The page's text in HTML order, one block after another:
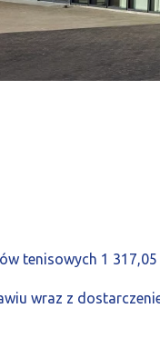
tenisowych 1
wraz z